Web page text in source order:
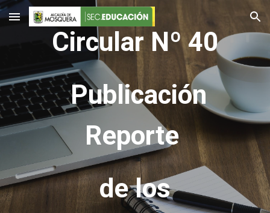
Skip to main content Skip to navigation
Circular Nº 40
Publicación
Reporte
de los